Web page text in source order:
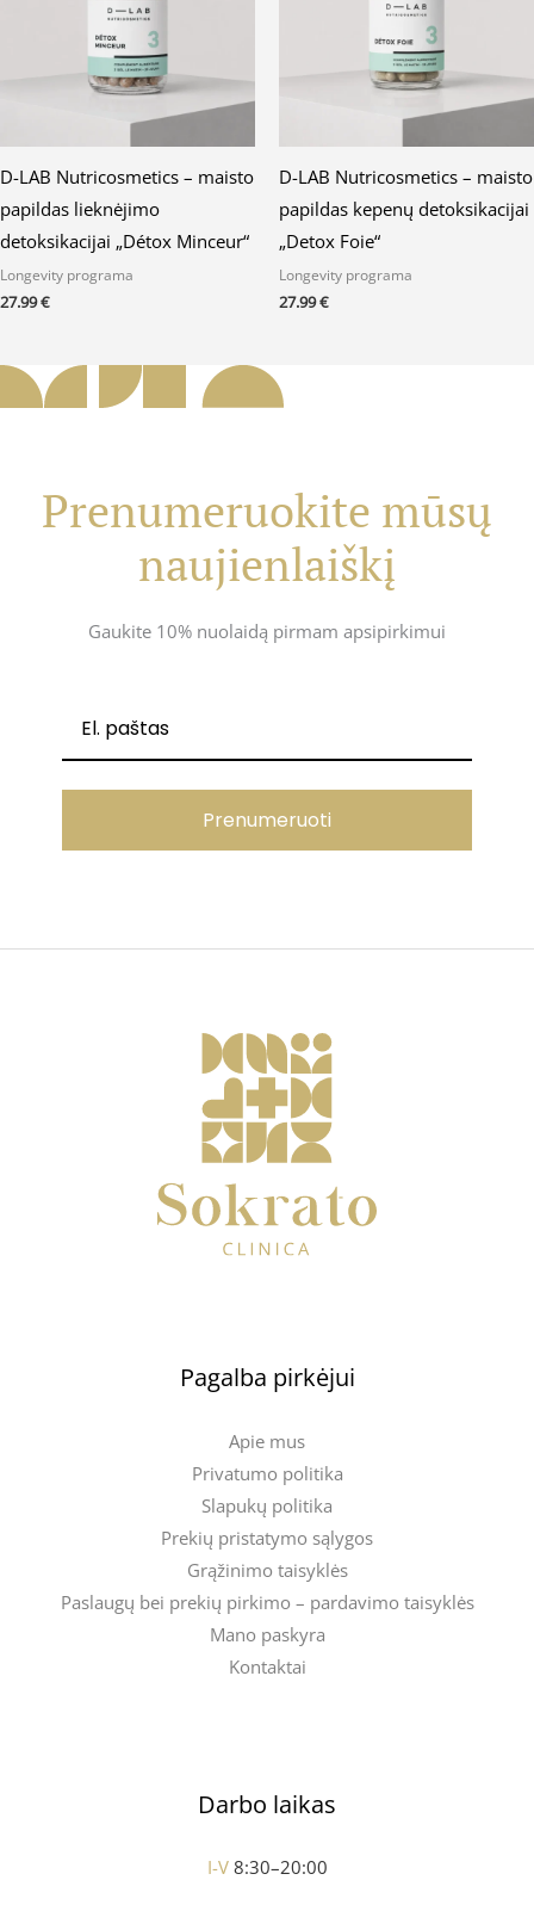
D-LAB Nutricosmetics – maisto
papildas lieknėjimo
detoksikacijai „Détox Minceur“
Longevity programa
27.99€
D-LAB Nutricosmetics – maisto
papildas kepenų detoksikacijai
„Detox Foie“
Longevity programa
27.99€
Prenumeruokite mūsų
naujienlaiškį
Gaukite 10% nuolaidą pirmam apsipirkimui
Prenumeruoti
Pagalba pirkėjui
Apie mus
Privatumo politika
Slapukų politika
Prekių pristatymo sąlygos
Grąžinimo taisyklės
Paslaugų bei prekių pirkimo – pardavimo taisyklės
Mano paskyra
Kontaktai
Darbo laikas
I-V 8:30–20:00